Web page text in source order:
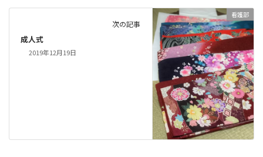
看護部
次の記事
成人式
2019年12月19日